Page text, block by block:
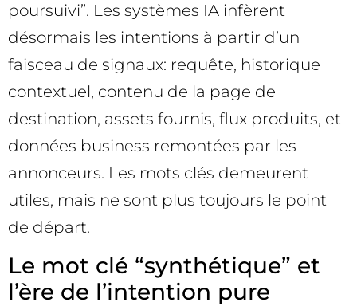
poursuivi”. Les systèmes IA infèrent
désormais les intentions à partir d’un
faisceau de signaux: requête, historique
contextuel, contenu de la page de
destination, assets fournis, flux produits, et
données business remontées par les
annonceurs. Les mots clés demeurent
utiles, mais ne sont plus toujours le point
de départ.
Le mot clé “synthétique” et
l’ère de l’intention pure